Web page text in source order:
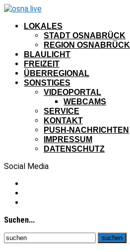
LOKALES
STADT OSNABRÜCK
REGION OSNABRÜCK
BLAULICHT
FREIZEIT
ÜBERREGIONAL
SONSTIGES
VIDEOPORTAL
WEBCAMS
SERVICE
KONTAKT
PUSH-NACHRICHTEN
IMPRESSUM
DATENSCHUTZ
Social Media
Suchen...